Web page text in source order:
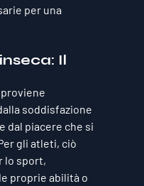
per una
Il
soddisfazione
dal piacere che si
gli atleti, ciò
lo sport,
proprie abilità o